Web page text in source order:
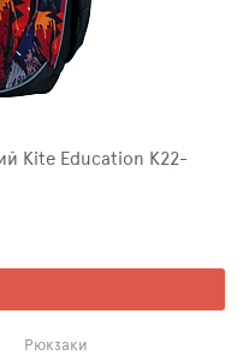
Kite Education K22-
Рюкзаки